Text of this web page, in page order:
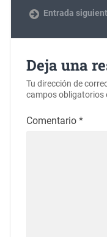
Entrada
Deja una
Tu dirección de
campos obligatorios
Comentario *